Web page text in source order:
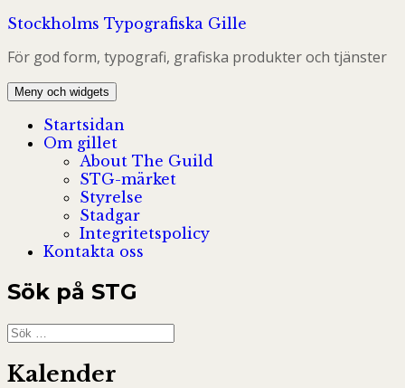
Hoppa
innehåll
Stockholms Typografiska Gille
För god form, typografi, grafiska produkter och tjänster
Meny och widgets
Startsidan
Om gillet
About The Guild
STG-märket
Styrelse
Stadgar
Integritetspolicy
Kontakta oss
Sök på STG
Sök
efter:
Kalender